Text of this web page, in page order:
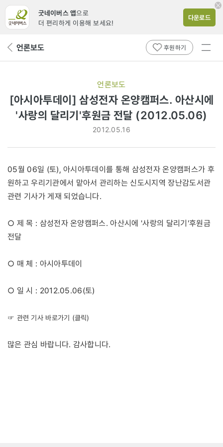
굿네이버스 앱으로
더 편리하게 이용해 보세요!
다운로드
뒤 언론보도 후원하기
전체
언론보도
[아시아투데이] 삼성전자 온양캠퍼스. 아산시에
'사랑의 달리기'후원금 전달 (2012.05.06)
2012.05.16
05월 06일 (토), 아시아투데이를 통해 삼성전자 온양캠퍼스가 후
원하고 우리기관에서 맡아서 관리하는 신도시지역 장난감도서관
관련 기사가 게재 되었습니다.
○ 제 목 : 삼성전자 온양캠퍼스. 아산시에 '사랑의 달리기'후원금
전달
○ 매 체 : 아시아투데이
○ 일 시 : 2012.05.06(토)
☞ 관련 기사 바로가기 (클릭)
많은 관심 바랍니다. 감사합니다.